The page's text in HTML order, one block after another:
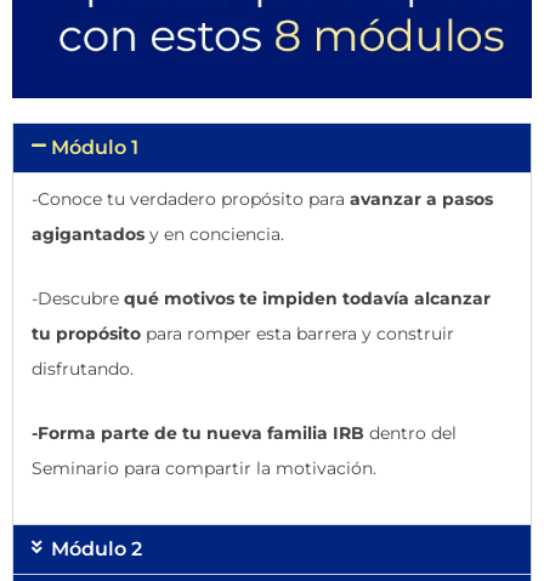
Módulo 1
-Conoce tu verdadero propósito para avanzar a pasos
agigantados y en conciencia.
-Descubre qué motivos te impiden todavía alcanzar
tu propósito para romper esta barrera y construir
disfrutando.
-Forma parte de tu nueva familia IRB dentro del
Seminario para compartir la motivación.
Módulo 2